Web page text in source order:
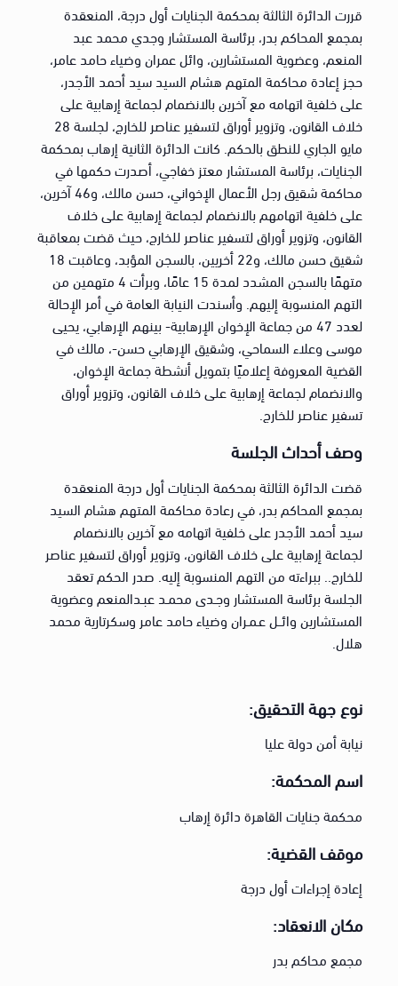
قررت الدائرة الثالثة بمحكمة الجنايات أول درجة، المنعقدة
بمجمع المحاكم بدر، برئاسة المستشار وجدي محمد عبد
المنعم، وعضوية المستشارين، وائل عمران وضياء حامد عامر،
حجز إعادة محاكمة المتهم هشام السيد سيد أحمد الأجدر،
على خلفية اتهامه مع آخرين بالانضمام لجماعة إرهابية على
خلاف القانون، وتزوير أوراق لتسفير عناصر للخارج، لجلسة 28
مايو الجاري للنطق بالحكم. كانت الدائرة الثانية إرهاب بمحكمة
الجنايات، برئاسة المستشار معتز خفاجي، أصدرت حكمها في
محاكمة شقيق رجل الأعمال الإخواني، حسن مالك، و46 آخرين،
على خلفية اتهامهم بالانضمام لجماعة إرهابية على خلاف
القانون، وتزوير أوراق لتسفير عناصر للخارج، حيث قضت بمعاقبة
شقيق حسن مالك، و22 أخريين، بالسجن المؤبد، وعاقبت 18
متهمًا بالسجن المشدد لمدة 15 عامًا، وبرأت 4 متهمين من
التهم المنسوبة إليهم. وأسندت النيابة العامة في أمر الإحالة
لعدد 47 من جماعة الإخوان الإرهابية- بينهم الإرهابي، يحيى
موسى وعلاء السماحي، وشقيق الإرهابي حسن-، مالك في
القضية المعروفة إعلاميًا بتمويل أنشطة جماعة الإخوان،
والانضمام لجماعة إرهابية على خلاف القانون، وتزوير أوراق
تسفير عناصر للخارج.
وصف أحداث الجلسة
قضت الدائرة الثالثة بمحكمة الجنايات أول درجة المنعقدة
بمجمع المحاكم بدر، في رعادة محاكمة المتهم هشام السيد
سيد أحمد الأجدر على خلفية اتهامه مع آخرين بالانضمام
لجماعة إرهابية على خلاف القانون، وتزوير أوراق لتسفير عناصر
للخارج.. ببراءته من التهم المنسوبة إليه. صدر الحكم تعقد
الجلسة برئاسة المستشار وجـدى محمـد عبـدالمنعم وعضوية
المستشارين وائــل عـمـران وضياء حامد عامر وسكرتارية محمد
هلال.
نوع جهة التحقيق:
نيابة أمن دولة عليا
اسم المحكمة:
محكمة جنايات القاهرة دائرة إرهاب
موقف القضية:
إعادة إجراءات أول درجة
مكان الانعقاد:
مجمع محاكم بدر